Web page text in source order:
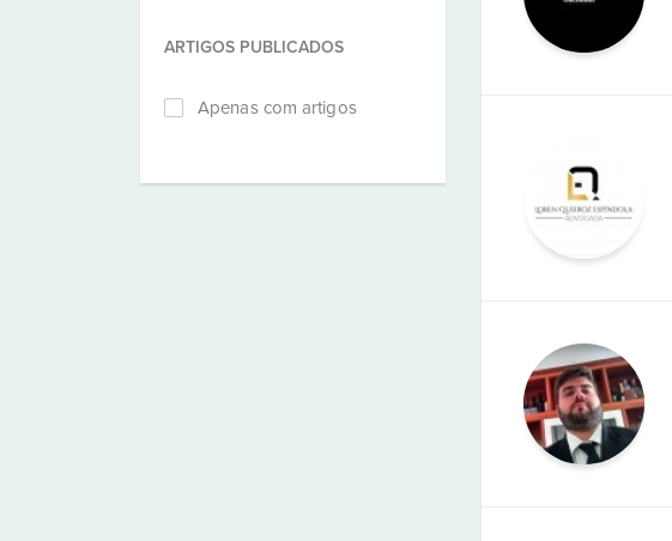
ARTIGOS PUBLICADOS
Apenas com artigos